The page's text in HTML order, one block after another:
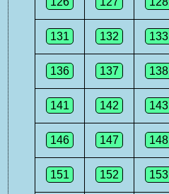
131 132 133
136 137 138
141 142 143
146 147 148
151 152 153